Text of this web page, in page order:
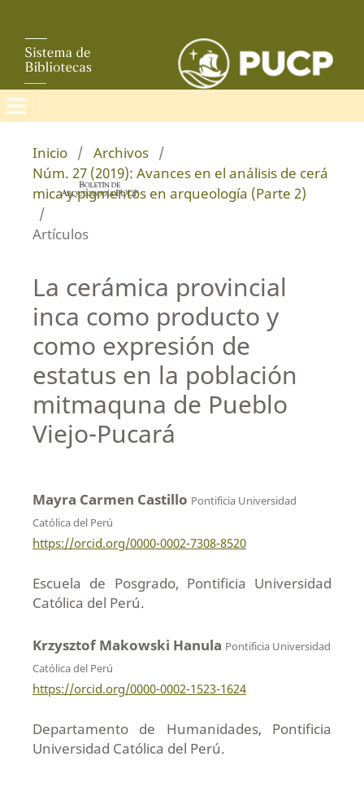
Inicio / Archivos /
Núm. 27 (2019): Avances en el análisis de cerá
mica y pigmentos en arqueología (Parte 2)
/
Artículos
La cerámica provincial
inca como producto y
como expresión de
estatus en la población
mitmaquna de Pueblo
Viejo-Pucará
Mayra Carmen Castillo Pontificia Universidad
Católica del Perú
https://orcid.org/0000-0002-7308-8520
Escuela de Posgrado, Pontificia Universidad
Católica del Perú.
Krzysztof Makowski Hanula Pontificia Universidad
Católica del Perú
https://orcid.org/0000-0002-1523-1624
Departamento de Humanidades, Pontificia
Universidad Católica del Perú.